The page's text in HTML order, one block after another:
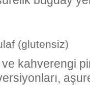
(glutensiz)
kahverengi